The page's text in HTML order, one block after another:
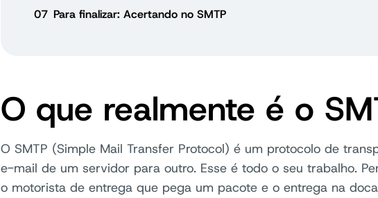
07 Para finalizar: Acertando no SMTP
O que realmente é o
O SMTP (Simple Mail Transfer Protocol) é um protocolo de
e-mail de um servidor para outro. Esse é todo o seu trabalho.
o motorista de entrega que pega um pacote e o entrega na